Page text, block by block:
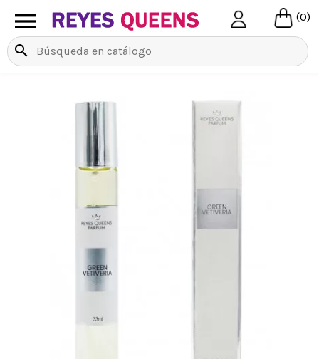
 (0)
search